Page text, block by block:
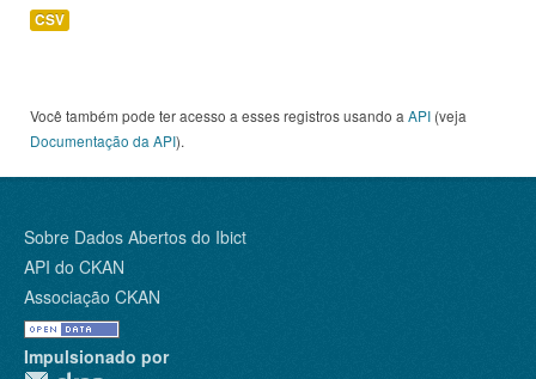
CSV
Você também pode ter acesso a esses registros usando a API (veja
Documentação da API).
Sobre Dados Abertos do Ibict
API do CKAN
Associação CKAN
Impulsionado por